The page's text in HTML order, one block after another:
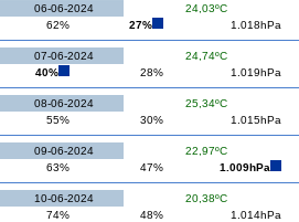
06-06-2024 24,03ºC
62%
27% 1.018hPa
07-06-2024 24,74ºC
40%
28% 1.019hPa
08-06-2024 25,34ºC
55%
30% 1.015hPa
09-06-2024 22,97ºC
63%
47% 1.009hPa
10-06-2024 20,38ºC
74%
48% 1.014hPa